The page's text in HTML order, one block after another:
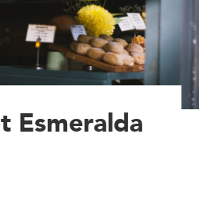
Esmeralda